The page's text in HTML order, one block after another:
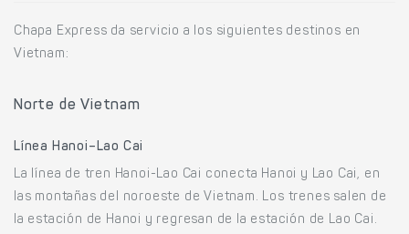
Chapa Express da servicio a los siguientes destinos en
Vietnam:
Norte de Vietnam
Línea Hanoi–Lao Cai
La línea de tren Hanoi-Lao Cai conecta Hanoi y Lao Cai, en
las montañas del noroeste de Vietnam. Los trenes salen de
la estación de Hanoi y regresan de la estación de Lao Cai.